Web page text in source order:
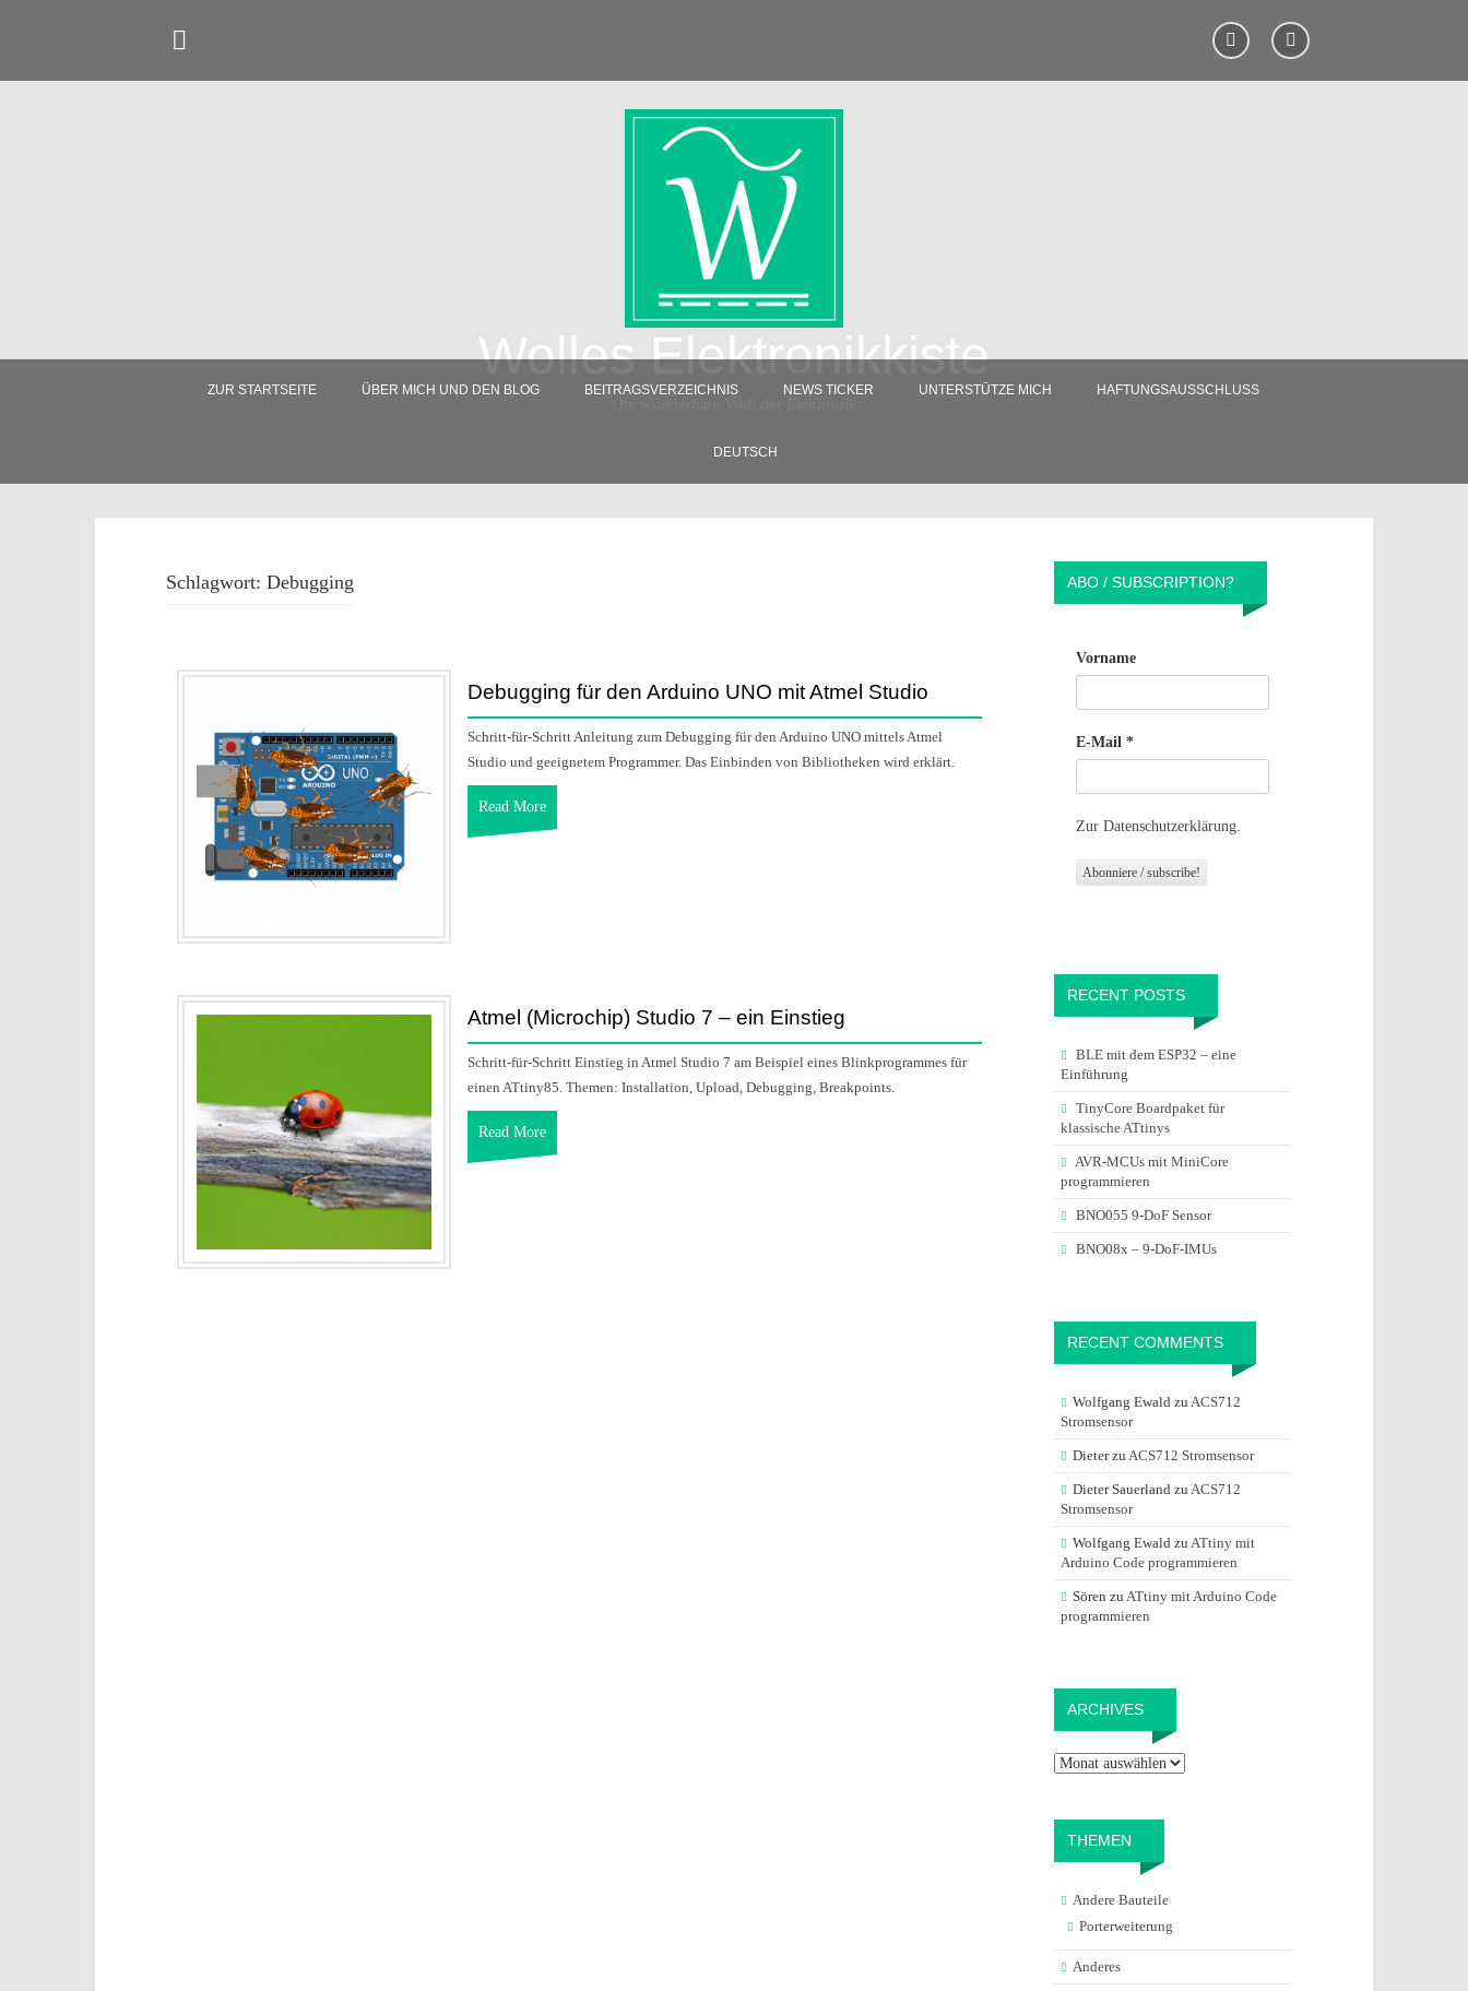
Wolles Elektronikkiste
ZUR STARTSEITE ÜBER MICH UND DEN BLOG BEITRAGSVERZEICHNIS NEWS TICKER UNTERSTÜTZE MICH HAFTUNGSAUSSCHLUSS
DEUTSCH
Schlagwort: Debugging
Debugging für den Arduino UNO mit Atmel Studio
Schritt-für-Schritt Anleitung zum Debugging für den Arduino UNO mittels Atmel
Studio und geeignetem Programmer. Das Einbinden von Bibliotheken wird erklärt.
Read More
Atmel (Microchip) Studio 7 – ein Einstieg
Schritt-für-Schritt Einstieg in Atmel Studio 7 am Beispiel eines Blinkprogrammes für
einen ATtiny85. Themen: Installation, Upload, Debugging, Breakpoints.
Read More
ABO / SUBSCRIPTION?
Vorname
E-Mail *
Zur Datenschutzerklärung.
RECENT POSTS
BLE mit dem ESP32 – eine
Einführung
TinyCore Boardpaket für
klassische ATtinys
AVR-MCUs mit MiniCore
programmieren
BNO055 9-DoF Sensor
BNO08x – 9-DoF-IMUs
RECENT COMMENTS
Wolfgang Ewaldzu ACS712
Stromsensor
Dieterzu ACS712 Stromsensor
Dieter Sauerlandzu ACS712
Stromsensor
Wolfgang Ewaldzu ATtiny mit
Arduino Code programmieren
Sören zu ATtiny mit Arduino Code
programmieren
ARCHIVES
THEMEN
Andere Bauteile
Porterweiterung
Anderes